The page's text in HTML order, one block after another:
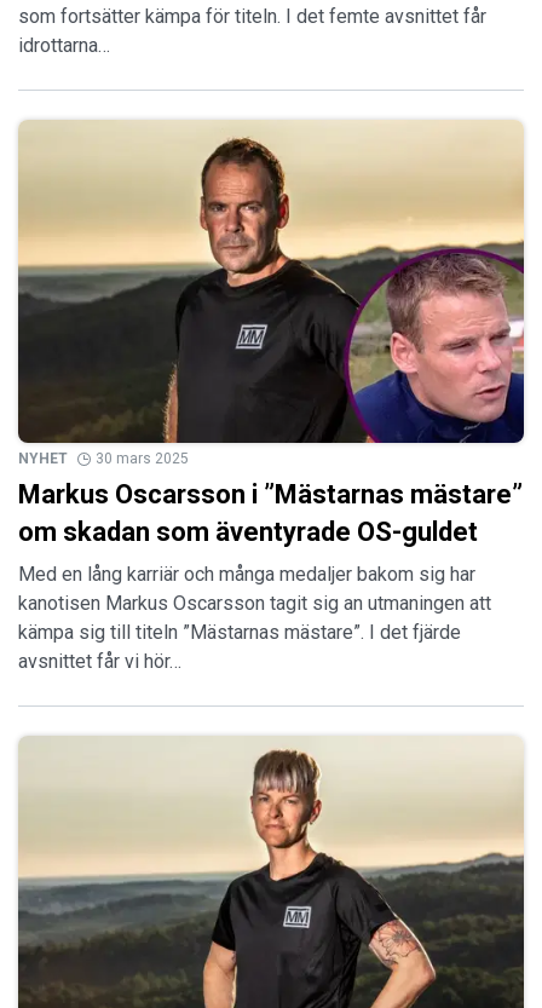
som fortsätter kämpa för titeln. I det femte avsnittet får
idrottarna…
NYHET 30 mars 2025
Markus Oscarsson i ”Mästarnas mästare”
om skadan som äventyrade OS-guldet
Med en lång karriär och många medaljer bakom sig har
kanotisen Markus Oscarsson tagit sig an utmaningen att
kämpa sig till titeln ”Mästarnas mästare”. I det fjärde
avsnittet får vi hör…